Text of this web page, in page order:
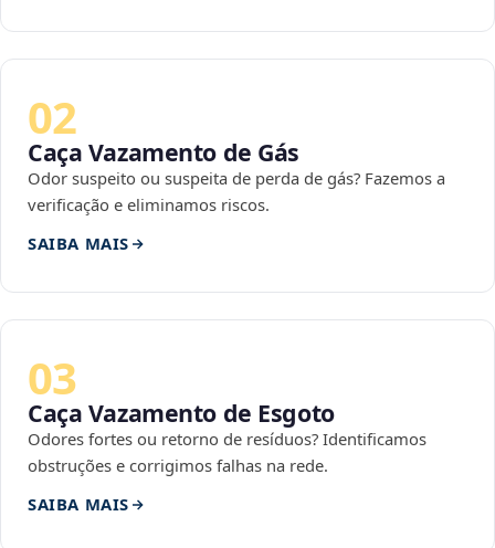
02
Caça Vazamento de Gás
Odor suspeito ou suspeita de perda de gás? Fazemos a
verificação e eliminamos riscos.
SAIBA MAIS
03
Caça Vazamento de Esgoto
Odores fortes ou retorno de resíduos? Identificamos
obstruções e corrigimos falhas na rede.
SAIBA MAIS